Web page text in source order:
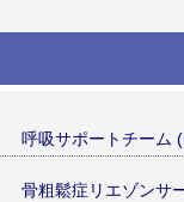
呼吸サポートチーム
骨粗鬆症リエゾンサ